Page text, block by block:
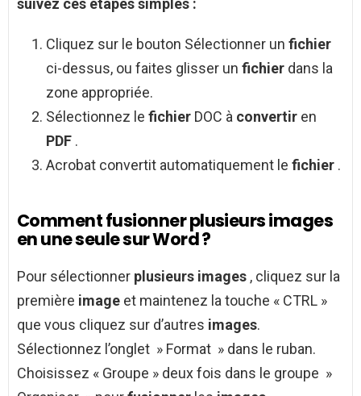
Cliquez sur le bouton Sélectionner un fichier
ci-dessus, ou faites glisser un fichier dans la
zone appropriée.
Sélectionnez le fichier DOC à convertir en
PDF .
Acrobat convertit automatiquement le fichier .
Comment fusionner plusieurs images
en une seule sur Word ?
Pour sélectionner plusieurs images , cliquez sur la
première image et maintenez la touche « CTRL »
que vous cliquez sur d’autres images.
Sélectionnez l’onglet » Format » dans le ruban.
Choisissez « Groupe » deux fois dans le groupe »